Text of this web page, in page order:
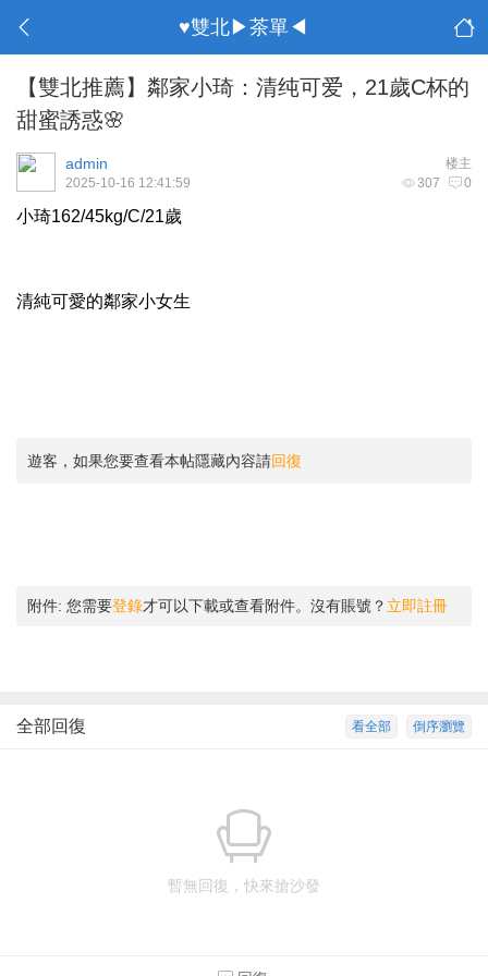
♥雙北▶茶單◀
【雙北推薦】鄰家小琦：清纯可爱，21歲C杯的
甜蜜誘惑🌸
楼主
admin
307 0
2025-10-16 12:41:59
小琦162/45kg/C/21歲
清純可愛的鄰家小女生
遊客，如果您要查看本帖隱藏內容請回復
附件: 您需要登錄才可以下載或查看附件。沒有賬號？ 立即註冊
倒序瀏覽
看全部
全部回復
暫無回復，快來搶沙發